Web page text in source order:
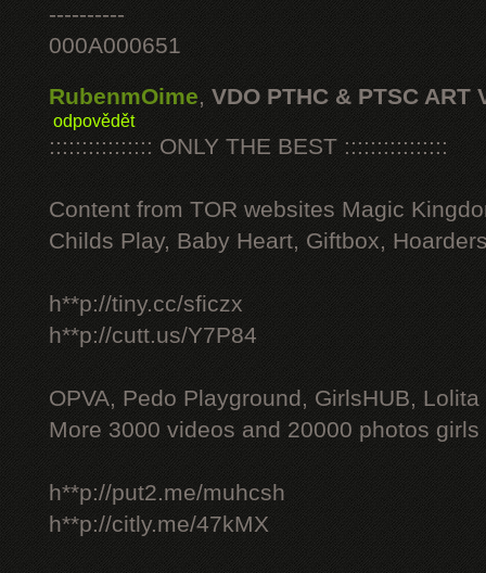
----------
000A000651
RubenmOime, VDO PTHC & PTSC ART
odpovědět
:::::::::::::::: ONLY THE BEST ::::::::::::::::
Content from TOR websites Magic
Childs Play, Baby Heart, Giftbox,
h**p://tiny.cc/sficzx
h**p://cutt.us/Y7P84
OPVA, Pedo Playground, GirlsHUB, Lolita
More 3000 videos and 20000 photos
h**p://put2.me/muhcsh
h**p://citly.me/47kMX